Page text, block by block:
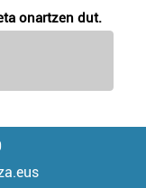
onartzen dut.